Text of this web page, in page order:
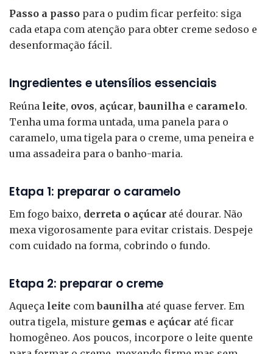
Passo a passo para o pudim ficar perfeito: siga
cada etapa com atenção para obter creme sedoso e
desenformação fácil.
Ingredientes e utensílios essenciais
Reúna leite, ovos, açúcar,baunilha e caramelo.
Tenha uma forma untada, uma panela para o
caramelo, uma tigela para o creme, uma peneira e
uma assadeira para o banho-maria.
Etapa 1: preparar o caramelo
Em fogo baixo, derreta o açúcar até dourar. Não
mexa vigorosamente para evitar cristais. Despeje
com cuidado na forma, cobrindo o fundo.
Etapa 2: preparar o creme
Aqueça leite combaunilha até quase ferver. Em
outra tigela, misture gemas e açúcar até ficar
homogêneo. Aos poucos, incorpore o leite quente